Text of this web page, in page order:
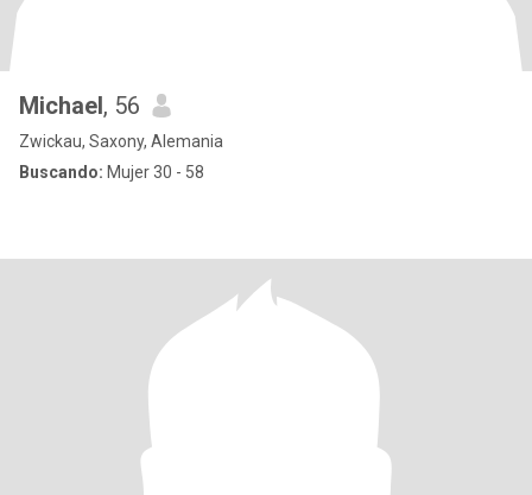
Michael, 56
Zwickau, Saxony, Alemania
Buscando: Mujer 30 - 58